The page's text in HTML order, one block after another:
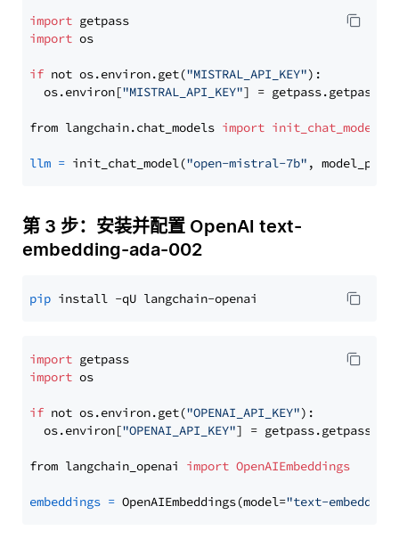
import
import os
if not os.environ.get("MISTRAL_API_KEY"):
  os.environ[
"MISTRAL_API_KEY"] = getpass.getpass(
from langchain.chat_models import init_chat_model
llm = init_chat_model("open-mistral-7b" ,
第 3 步：安装并配置 OpenAI text-
embedding-ada-002
pip
import
import os
if not os.environ.get("OPENAI_API_KEY"):
  os.environ[
"OPENAI_API_KEY"] = getpass.getpass(
from langchain_openai import OpenAIEmbeddings
embeddings = OpenAIEmbeddings(model="text-